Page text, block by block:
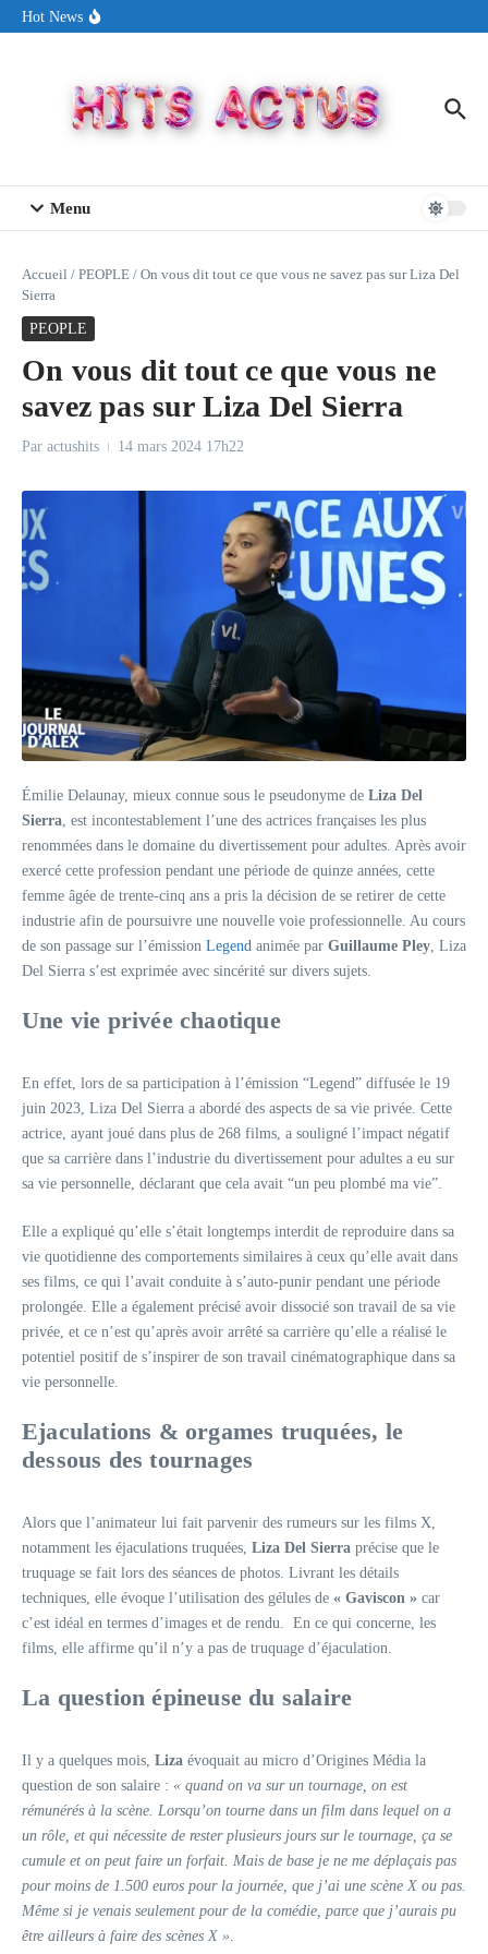
Aller au contenu
Hot News
« New Day »
Menu
Accueil / PEOPLE / On vous dit tout ce que vous ne savez pas sur Liza Del
Sierra
PEOPLE
On vous dit tout ce que vous ne
savez pas sur Liza Del Sierra
Par actushits 14 mars 2024 17h22
Émilie Delaunay, mieux connue sous le pseudonyme de Liza Del
Sierra, est incontestablement l’une des actrices françaises les plus
renommées dans le domaine du divertissement pour adultes. Après avoir
exercé cette profession pendant une période de quinze années, cette
femme âgée de trente-cinq ans a pris la décision de se retirer de cette
industrie afin de poursuivre une nouvelle voie professionnelle. Au cours
de son passage sur l’émission Legend animée par Guillaume Pley, Liza
Del Sierra s’est exprimée avec sincérité sur divers sujets.
Une vie privée chaotique
En effet, lors de sa participation à l’émission “Legend” diffusée le 19
juin 2023, Liza Del Sierra a abordé des aspects de sa vie privée. Cette
actrice, ayant joué dans plus de 268 films, a souligné l’impact négatif
que sa carrière dans l’industrie du divertissement pour adultes a eu sur
sa vie personnelle, déclarant que cela avait “un peu plombé ma vie”.
Elle a expliqué qu’elle s’était longtemps interdit de reproduire dans sa
vie quotidienne des comportements similaires à ceux qu’elle avait dans
ses films, ce qui l’avait conduite à s’auto-punir pendant une période
prolongée. Elle a également précisé avoir dissocié son travail de sa vie
privée, et ce n’est qu’après avoir arrêté sa carrière qu’elle a réalisé le
potentiel positif de s’inspirer de son travail cinématographique dans sa
vie personnelle.
Ejaculations & orgames truquées, le
dessous des tournages
Alors que l’animateur lui fait parvenir des rumeurs sur les films X,
notamment les éjaculations truquées, Liza Del Sierra précise que le
truquage se fait lors des séances de photos. Livrant les détails
techniques, elle évoque l’utilisation des gélules de « Gaviscon » car
c’est idéal en termes d’images et de rendu. En ce qui concerne, les
films, elle affirme qu’il n’y a pas de truquage d’éjaculation.
La question épineuse du salaire
Il y a quelques mois, Liza évoquait au micro d’Origines Média la
question de son salaire : « quand on va sur un tournage, on est
rémunérés à la scène. Lorsqu’on tourne dans un film dans lequel on a
un rôle, et qui nécessite de rester plusieurs jours sur le tournage, ça se
cumule et on peut faire un forfait. Mais de base je ne me déplaçais pas
pour moins de 1.500 euros pour la journée, que j’ai une scène X ou pas.
Même si je venais seulement pour de la comédie, parce que j’aurais pu
être ailleurs à faire des scènes X ».